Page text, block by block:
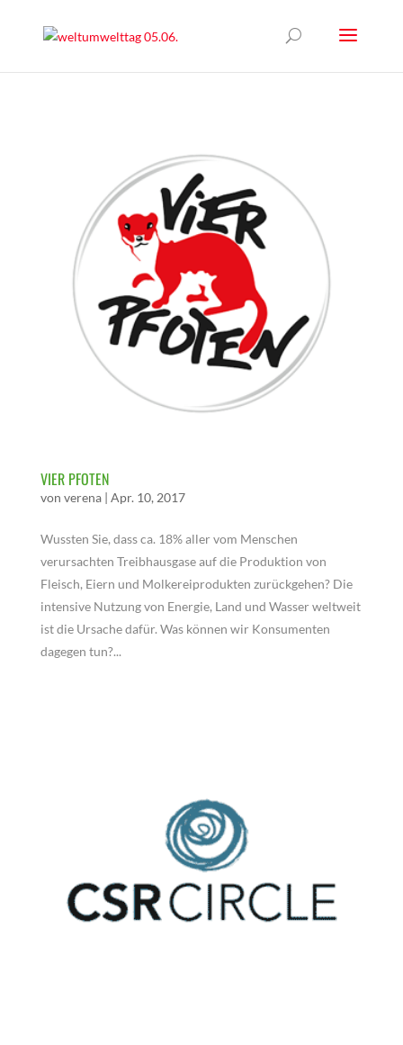
VIER PFOTEN
von verena| Apr. 10, 2017
Wussten Sie, dass ca. 18% aller vom Menschen
verursachten Treibhausgase auf die Produktion von
Fleisch, Eiern und Molkereiprodukten zurückgehen? Die
intensive Nutzung von Energie, Land und Wasser weltweit
ist die Ursache dafür. Was können wir Konsumenten
dagegen tun?...